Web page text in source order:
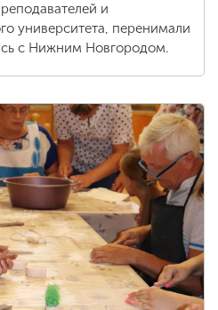
и
университета, перенимали
с Нижним Новгородом.